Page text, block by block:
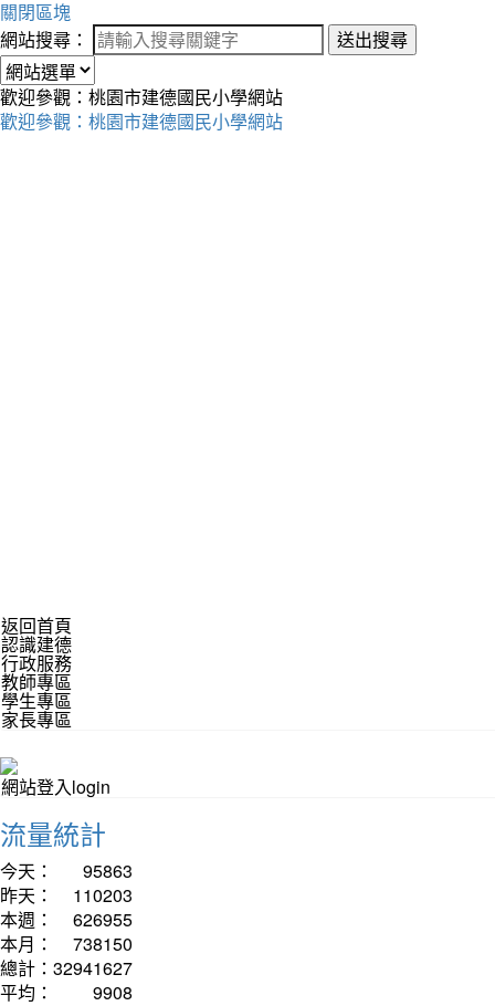
關閉區塊
網站搜尋：
送出搜尋
歡迎參觀：桃園市建德國民小學網站
歡迎參觀：桃園市建德國民小學網站
返回首頁
認識建德
行政服務
教師專區
學生專區
家長專區
網站登入login
流量統計
今天：
95863
昨天：
110203
本週：
626955
本月：
738150
總計： 32941627
平均：
9908